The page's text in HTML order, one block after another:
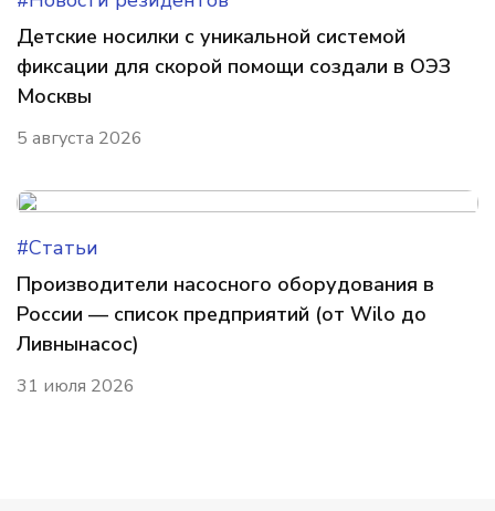
Детские носилки с уникальной системой
фиксации для скорой помощи создали в ОЭЗ
Москвы
5 августа 2026
#Статьи
Производители насосного оборудования в
России — список предприятий (от Wilo до
Ливнынасос)
31 июля 2026